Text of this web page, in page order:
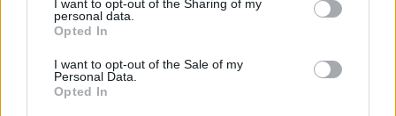
I want to opt-out of the Sharing of my
personal data.
Opted In
I want to opt-out of the Sale of my
Personal Data.
Opted In